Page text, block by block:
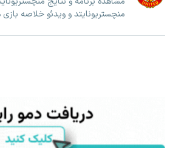
منچستریونایتد و ویدئو خلاصه